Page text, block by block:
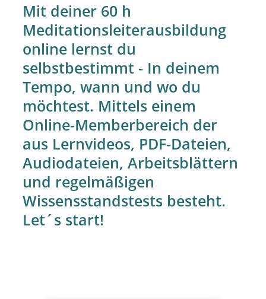
Mit deiner 60 h
Meditationsleiterausbildung
online lernst du
selbstbestimmt - In deinem
Tempo, wann und wo du
möchtest. Mittels einem
Online-Memberbereich der
aus Lernvideos, PDF-Dateien,
Audiodateien, Arbeitsblättern
und regelmäßigen
Wissensstandstests besteht.
Let´s start!